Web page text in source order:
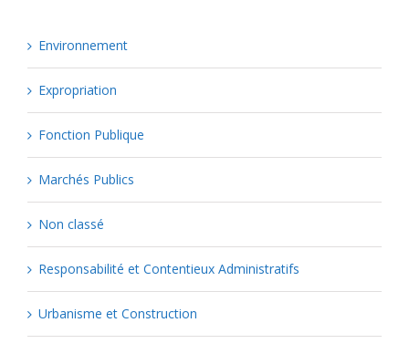
Environnement
Expropriation
Fonction Publique
Marchés Publics
Non classé
Responsabilité et Contentieux Administratifs
Urbanisme et Construction